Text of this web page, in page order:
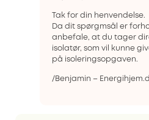
Tak for din henvendelse.
Da dit spørgmsål er
anbefale, at du tager
isolatør, som vil kunne
på isoleringsopgaven.
/Benjamin –